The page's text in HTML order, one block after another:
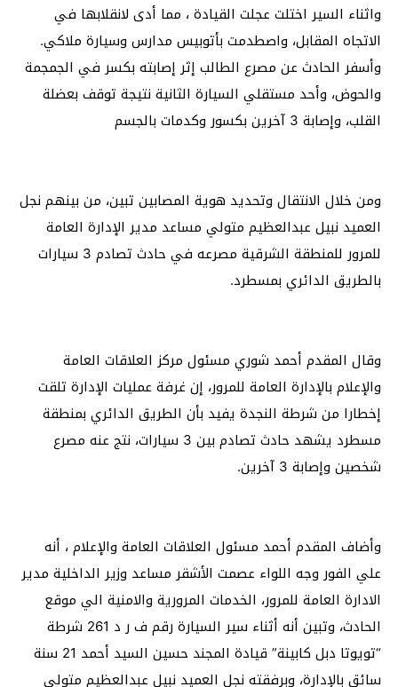
واثناء السير اختلت عجلت القيادة ، مما أدى لانقلابها في
الاتجاه المقابل، واصطدمت بأتوبيس مدارس وسيارة ملاكي.
وأسفر الحادث عن مصرع الطالب إثر إصابته بكسر في الجمجمة
والحوض، وأحد مستقلي السيارة الثانية نتيجة توقف بعضلة
القلب، وإصابة 3 آخرين بكسور وكدمات بالجسم
ومن خلال الانتقال وتحديد هوية المصابين تبين، من بينهم نجل
العميد نبيل عبدالعظيم متولي مساعد مدير الإدارة العامة
للمرور للمنطقة الشرقية مصرعه في حادث تصادم 3 سيارات
بالطريق الدائري بمسطرد.
وقال المقدم أحمد شوري مسئول مركز العلاقات العامة
والإعلام بالإدارة العامة للمرور، إن غرفة عمليات الإدارة تلقت
إخطارا من شرطة النجدة يفيد بأن الطريق الدائري بمنطقة
مسطرد يشهد حادث تصادم بين 3 سيارات، نتج عنه مصرع
شخصين وإصابة 3 آخرين.
وأضاف المقدم أحمد مسئول العلاقات العامة والإعلام ، أنه
علي الفور وجه اللواء عصمت الأشقر مساعد وزير الداخلية مدير
الادارة العامة للمرور، الخدمات المرورية والامنية الي موقع
الحادث، وتبين أنه أثناء سير السيارة رقم ف ر د 261 شرطة
“تويوتا دبل كابينة” قيادة المجند حسين السيد أحمد 21 سنة
سائق بالإدارة، وبرفقته نجل العميد نبيل عبدالعظيم متولي